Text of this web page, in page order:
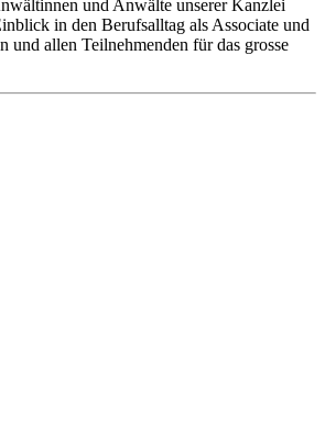
und Anwälte unserer Kanzlei
in den Berufsalltag als Associate und
allen Teilnehmenden für das grosse